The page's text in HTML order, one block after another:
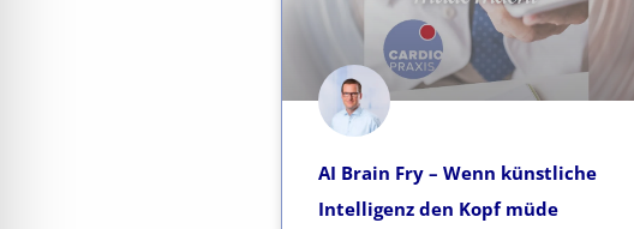
AI Brain Fry – Wenn künstliche
Intelligenz den Kopf müde